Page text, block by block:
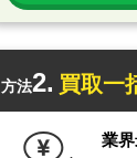
方法2. 買取一
業